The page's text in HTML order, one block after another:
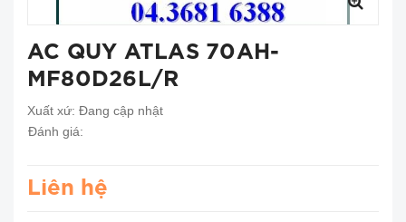
AC QUY ATLAS 70AH-
MF80D26L/R
Xuất xứ: Đang cập nhật
Đánh giá:
Liên hệ